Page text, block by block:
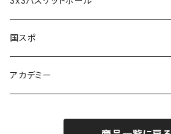
奈良グレートブッターズ
国スポ
奈良県成年男子バスケットボール
アカデミー